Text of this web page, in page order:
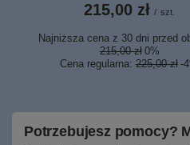
215,00 zł / szt.
Najniższa cena z 30 dni przed
215,00 zł 0%
Cena regularna: 225,00 zł -
Potrzebujesz pomocy?